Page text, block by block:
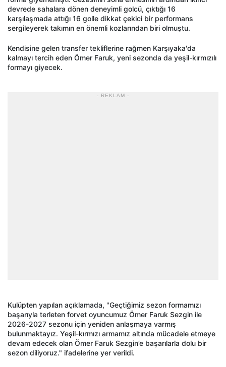
devrede sahalara dönen deneyimli golcü, çıktığı 16
karşılaşmada attığı 16 golle dikkat çekici bir performans
sergileyerek takımın en önemli kozlarından biri olmuştu.
Kendisine gelen transfer tekliflerine rağmen Karşıyaka'da
kalmayı tercih eden Ömer Faruk, yeni sezonda da yeşil-kırmızılı
formayı giyecek.
- REKLAM -
Kulüpten yapılan açıklamada, "Geçtiğimiz sezon formamızı
başarıyla terleten forvet oyuncumuz Ömer Faruk Sezgin ile
2026-2027 sezonu için yeniden anlaşmaya varmış
bulunmaktayız. Yeşil-kırmızı armamız altında mücadele etmeye
devam edecek olan Ömer Faruk Sezgin’e başarılarla dolu bir
sezon diliyoruz." ifadelerine yer verildi.